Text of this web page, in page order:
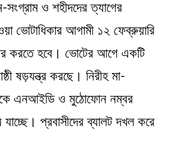
ও শহীদদের ত্যাগের
ভোটাধিকার আগামী ১২ ফেব্রুয়ারি
করতে হবে। ভোটের আগে একটি
ষড়যন্ত্র করছে। নিরীহ মা-
এনআইডি ও মুঠোফোন নম্বর
যাচ্ছে। প্রবাসীদের ব্যালট দখল করে